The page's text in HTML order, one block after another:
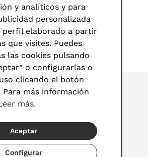
© 2026 Visionlab
y analíticos y para
personalizada
perfil elaborado a partir
que visites. Puedes
las cookies pulsando
o configurarlas o
clicando el botón
Para más información
más.
Aceptar
Configurar